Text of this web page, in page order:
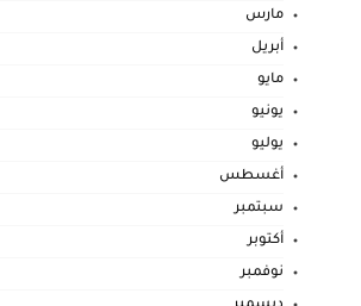
مارس
أبريل
مايو
يونيو
يوليو
أغسطس
سبتمبر
أكتوبر
نوفمبر